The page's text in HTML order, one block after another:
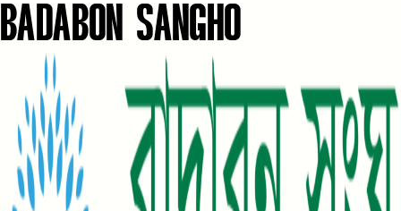
BADABON SANGHO